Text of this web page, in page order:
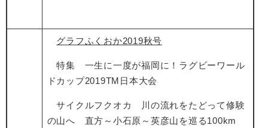
グラフふくおか2019秋号
特集 一生に一度が福岡に！ラグビーワール
ドカップ2019TM 日本大会
サイクルフクオカ 川の流れをたどって修験
の山へ 直方～小石原～英彦山を巡る100km